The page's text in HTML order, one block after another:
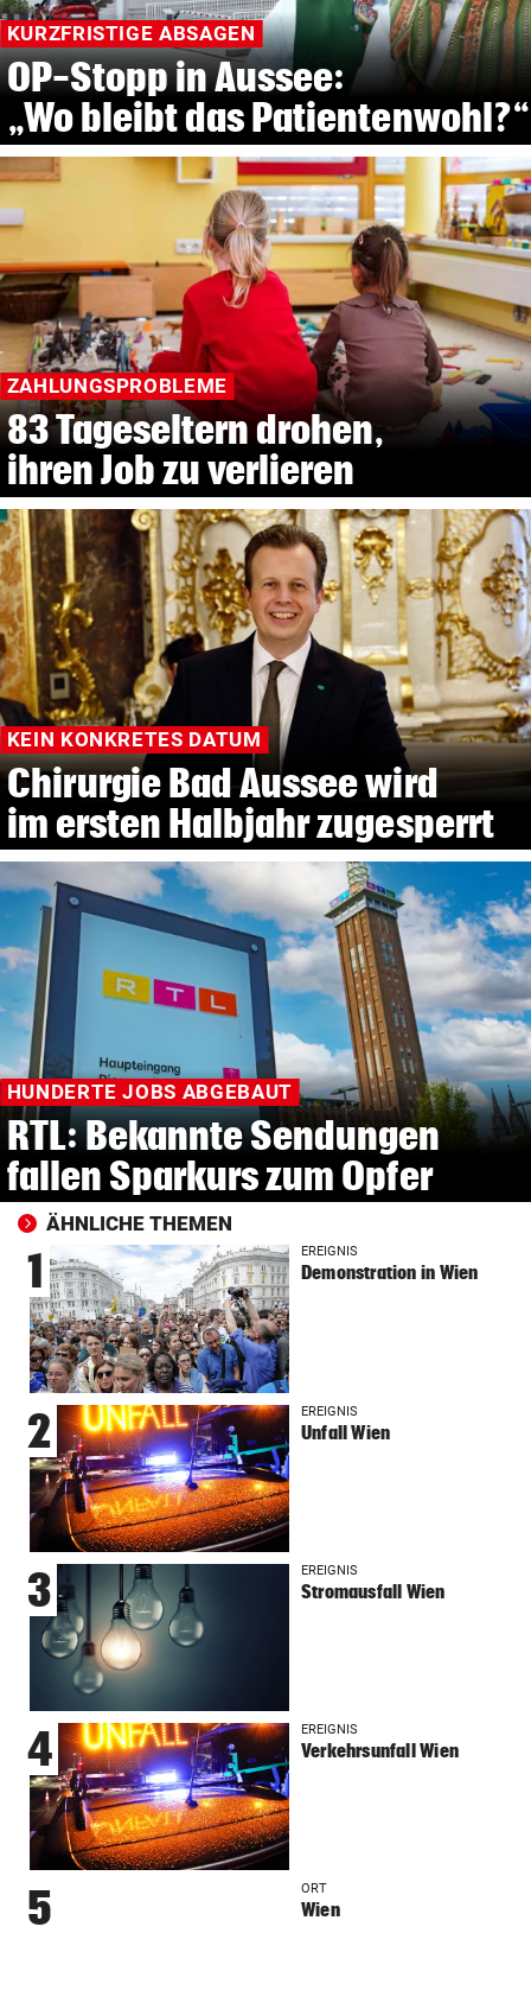
KURZFRISTIGE ABSAGEN
OP-Stopp in Aussee:
„Wo bleibt das Patientenwohl?“
ZAHLUNGSPROBLEME
83 Tageseltern drohen,
ihren Job zu verlieren
KEIN KONKRETES DATUM
Chirurgie Bad Aussee wird
im ersten Halbjahr zugesperrt
HUNDERTE JOBS ABGEBAUT
RTL: Bekannte Sendungen
fallen Sparkurs zum Opfer
ÄHNLICHE THEMEN
1 EREIGNIS
Demonstration in Wien
2 EREIGNIS
Unfall Wien
3 EREIGNIS
Stromausfall Wien
4 EREIGNIS
Verkehrsunfall Wien
5 ORT
Wien